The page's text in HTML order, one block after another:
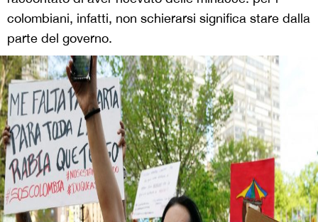
colombiani, infatti, non schierarsi significa stare dalla
parte del governo.